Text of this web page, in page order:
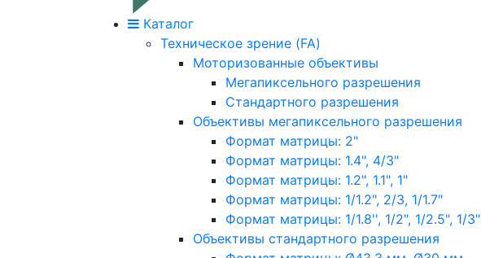
Каталог
Техническое зрение (FA)
Моторизованные объективы
Мегапиксельного разрешения
Стандартного разрешения
Объективы мегапиксельного разрешения
Формат матрицы: 2"
Формат матрицы: 1.4", 4/3"
Формат матрицы: 1.2", 1.1", 1"
Формат матрицы: 1/1.2", 2/3, 1/1.7"
Формат матрицы: 1/1.8'', 1/2", 1/2.5", 1/3"
Объективы стандартного разрешения